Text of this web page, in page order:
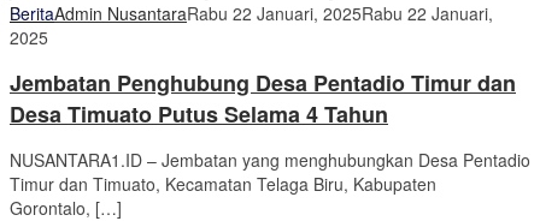
BeritaAdmin NusantaraRabu 22 Januari, 2025Rabu 22 Januari,
2025
Jembatan Penghubung Desa Pentadio Timur dan
Desa Timuato Putus Selama 4 Tahun
NUSANTARA1.ID – Jembatan yang menghubungkan Desa Pentadio
Timur dan Timuato, Kecamatan Telaga Biru, Kabupaten
Gorontalo, […]